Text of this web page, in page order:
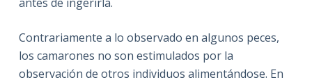
Contrariamente a lo observado en algunos peces,
los camarones no son estimulados por la
observación de otros individuos alimentándose. En